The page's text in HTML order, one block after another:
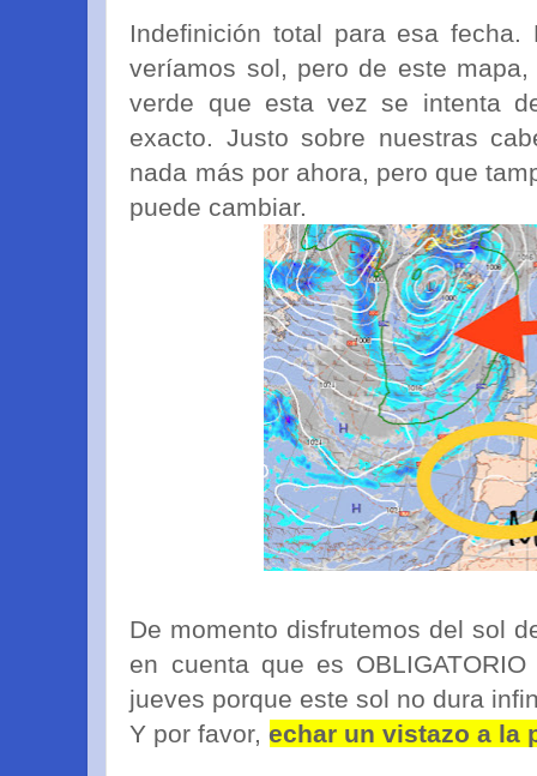
Indefinición total para esa
veríamos sol, pero de este
verde que esta vez se intenta
exacto. Justo sobre nuestras
nada más por ahora, pero que
puede cambiar.
De momento disfrutemos del sol
en cuenta que es
jueves porque este sol no dura
Y por favor,echar un vistazo a la